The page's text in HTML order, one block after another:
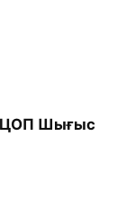
ЦОП Шығыс